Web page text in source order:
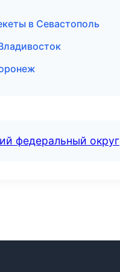
в Севастополь
федеральный округ